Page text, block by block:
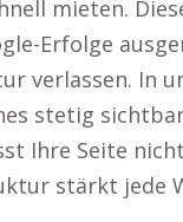
mieten.
Erfolge
verlassen. In
stetig
Ihre Seite
stärkt jede